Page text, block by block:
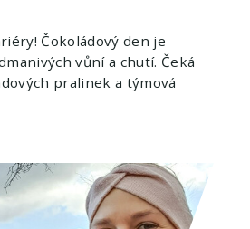
Čokoládový den je
vůní a chutí. Čeká
pralinek a týmová